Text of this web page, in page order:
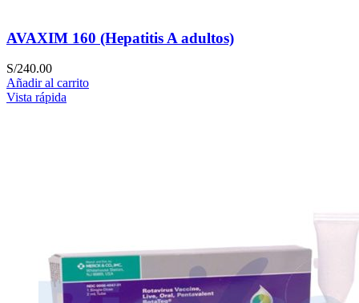
AVAXIM 160 (Hepatitis A adultos)
S/240.00
Añadir al carrito
Vista rápida